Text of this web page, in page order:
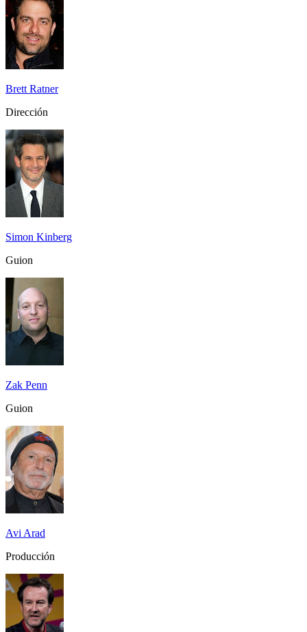
Brett Ratner
Dirección
Simon Kinberg
Guion
Zak Penn
Guion
Avi Arad
Producción